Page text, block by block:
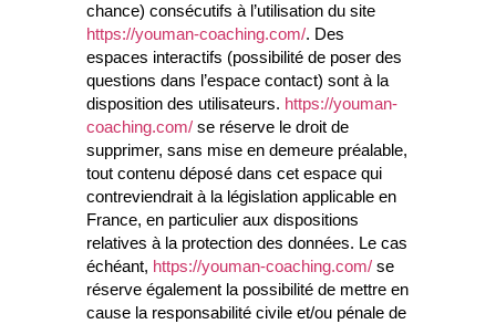
chance) consécutifs à l’utilisation du site
https://youman-coaching.com/. Des
espaces interactifs (possibilité de poser des
questions dans l’espace contact) sont à la
disposition des utilisateurs. https://youman-
coaching.com/ se réserve le droit de
supprimer, sans mise en demeure préalable,
tout contenu déposé dans cet espace qui
contreviendrait à la législation applicable en
France, en particulier aux dispositions
relatives à la protection des données. Le cas
échéant, https://youman-coaching.com/ se
réserve également la possibilité de mettre en
cause la responsabilité civile et/ou pénale de